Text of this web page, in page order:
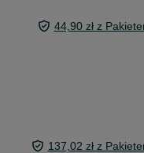
44,90 zł z
137,02 zł z